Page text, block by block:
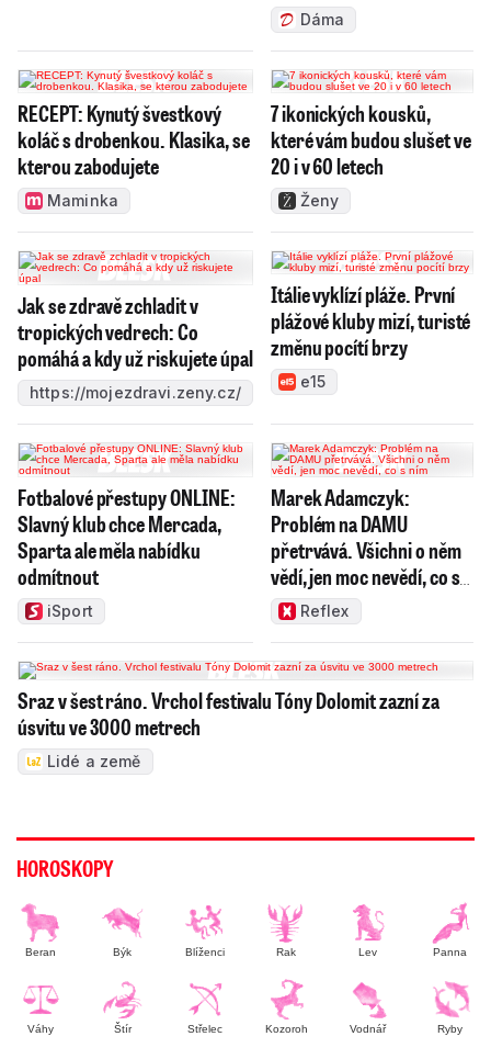
Dáma
RECEPT: Kynutý švestkový
koláč s drobenkou. Klasika, se
kterou zabodujete
Maminka
7 ikonických kousků,
které vám budou slušet ve
20 i v 60 letech
Ženy
Jak se zdravě zchladit v
tropických vedrech: Co
pomáhá a kdy už riskujete úpal
https://mojezdravi.zeny.cz/
Itálie vyklízí pláže. První
plážové kluby mizí, turisté
změnu pocítí brzy
e15
Fotbalové přestupy ONLINE:
Slavný klub chce Mercada,
Sparta ale měla nabídku
odmítnout
iSport
Marek Adamczyk:
Problém na DAMU
přetrvává. Všichni o něm
vědí, jen moc nevědí, co s
nímReflex
Sraz v šest ráno. Vrchol festivalu Tóny Dolomit zazní za
úsvitu ve 3000 metrech
Lidé a země
HOROSKOPY
Beran Býk Blíženci Rak Lev Panna
Váhy Štír Střelec Kozoroh Vodnář Ryby